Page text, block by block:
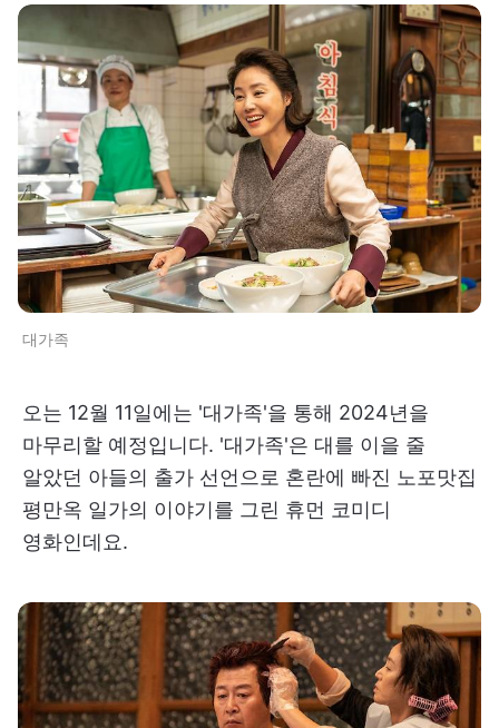
대가족
오는 12월 11일에는 '대가족'을 통해 2024년을
마무리할 예정입니다. '대가족'은 대를 이을 줄
알았던 아들의 출가 선언으로 혼란에 빠진 노포맛집
평만옥 일가의 이야기를 그린 휴먼 코미디
영화인데요.